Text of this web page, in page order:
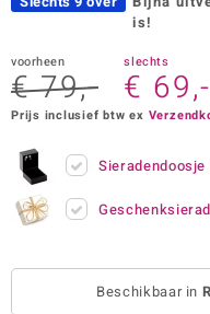
in Italy
Paraíso
is!
voorheen
€ 79,-
slechts
€ 69,-
Prijs inclusief btw ex
Beschikbaar in